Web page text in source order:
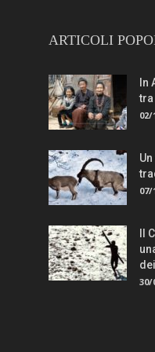
ARTICOLI
In
tra
02/
07/
Il
30/